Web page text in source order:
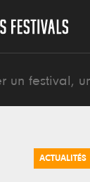
ACTUALITÉS